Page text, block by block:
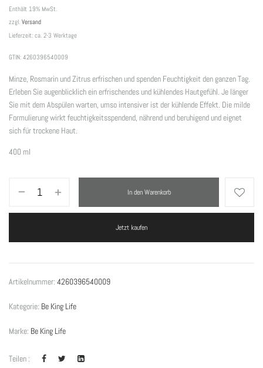
Enthält 19% MwSt.
zzgl. Versand
Lieferzeit: ca. 2-3 Werktage
GTIN: 4260396540009
Minze, Rosmarin und Zitrus erfrischen und spenden Feuchtigkeit den ganzen Tag.
Erleben Sie augenblicklich ein erfrischendes und kühlendes Hautgefühl. Je länger
Sie mit dem Abspülen warten, umso intensiver ist der kühlende Effekt. Die milde
Formulierung wirkt feuchtigkeitsspendend, nährend und beruhigend und eignet
sich für trockene Haut.
400 ml
In den Warenkorb
Jetzt kaufen
Artikelnummer: 4260396540009
Kategorie: Be King Life
Marke: Be King Life
Teilen :